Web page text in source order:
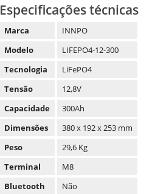
Especificações técnicas
Marca
INNPO
Modelo
LIFEPO4-12-300
Tecnologia
LiFePO4
Tensão
12,8V
Capacidade
300Ah
Dimensões
380 x 192 x 253 mm
Peso
29,6 Kg
Terminal
M8
Bluetooth
Não